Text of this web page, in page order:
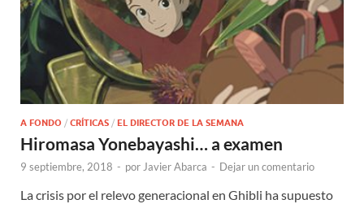
A FONDO / CRÍTICAS / EL DIRECTOR DE LA SEMANA
Hiromasa Yonebayashi… a examen
9 septiembre, 2018 - porJavier Abarca - Dejar un comentario
La crisis por el relevo generacional en Ghibli ha supuesto